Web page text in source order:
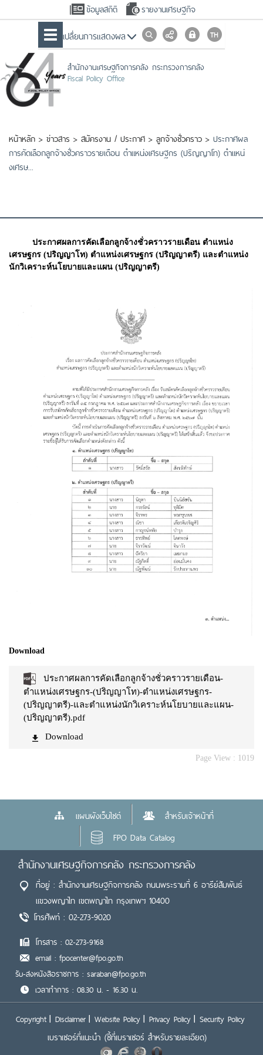
ข้อมูลสถิติ รายงานเศรษฐกิจ
เปลื่ยนการแสดงผล
สำนักงานเศรษฐกิจการคลัง กระทรวงการคลัง
Fiscal Policy Office
หน้าหลัก > ข่าวสาร > สมัครงาน / ประกาศ > ลูกจ้างชั่วคราว > ประกาศผล
การคัดเลือกลูกจ้างชั่วคราวรายเดือน ตำแหน่งเศรษฐกร (ปริญญาโท) ตำแหน่
งเศรษ...
ประกาศผลการคัดเลือกลูกจ้างชั่วคราวรายเดือน ตำแหน่ง
เศรษฐกร (ปริญญาโท) ตำแหน่งเศรษฐกร (ปริญญาตรี) และตำแหน่ง
นักวิเคราะห์นโยบายและแผน (ปริญญาตรี)
Download
ประกาศผลการคัดเลือกลูกจ้างชั่วคราวรายเดือน-
ตำแหน่งเศรษฐกร-(ปริญญาโท)-ตำแหน่งเศรษฐกร-
(ปริญญาตรี)-และตำแหน่งนักวิเคราะห์นโยบายและแผน-
(ปริญญาตรี).pdf
Download
Page View : 1019
แผนผังเว็บไซต์
สำหรับเจ้าหน้าที่
FPO Data Catalog
สำนักงานเศรษฐกิจการคลัง กระทรวงการคลัง
ที่อยู่ : สำนักงานเศรษฐกิจการคลัง ถนนพระรามที่ 6 อารีย์สัมพันธ์
แขวงพญาไท เขตพญาไท กรุงเทพฯ 10400
โทรศัพท์ : 02-273-9020
โทรสาร : 02-273-9168
email : fpocenter@fpo.go.th
รับ-ส่งหนังสือราชการ : saraban@fpo.go.th
เวลาทำการ : 08.30 น. - 16.30 น.
Copyright Disclaimer Website Policy Privacy Policy Security Policy
เบราเซอร์ที่แนะนำ (ชี้ที่เบราเซอร์ สำหรับรายละเอียด)